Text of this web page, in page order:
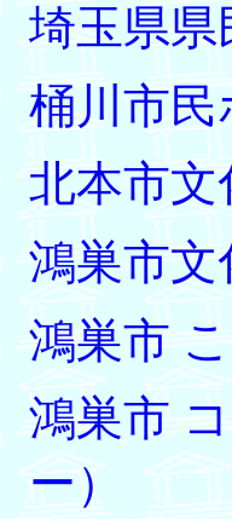
埼玉県
桶川市
北本市文
鴻巣市
鴻巣市
鴻巣市
ー）